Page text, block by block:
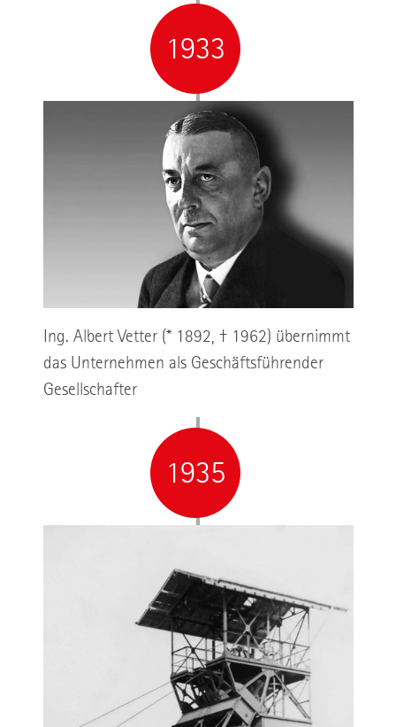
1933
Ing. Albert Vetter (* 1892, † 1962) übernimmt
das Unternehmen als Geschäftsführender
Gesellschafter
1935